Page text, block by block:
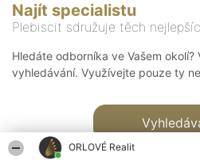
ORLOVÉ Realit
Najít specialistu
Plebiscit sdružuje těch
Hledáte odborníka ve Vašem okolí?
vyhledávání. Využívejte pouze ty